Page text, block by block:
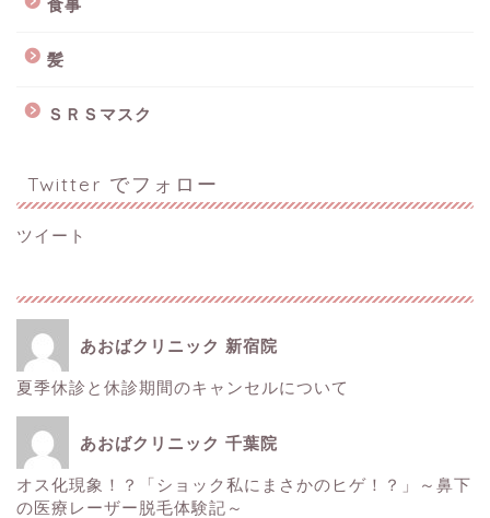
食事
髪
ＳＲＳマスク
Twitter でフォロー
ツイート
あおばクリニック 新宿院
夏季休診と休診期間のキャンセルについて
あおばクリニック 千葉院
オス化現象！？「ショック私にまさかのヒゲ！？」～鼻下
の医療レーザー脱毛体験記～
■美容情報■